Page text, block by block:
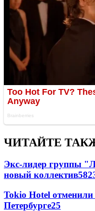
ЧИТАЙТЕ
Экс-лидер группы
новый коллектив58
Tokio Hotel
Петербурге25